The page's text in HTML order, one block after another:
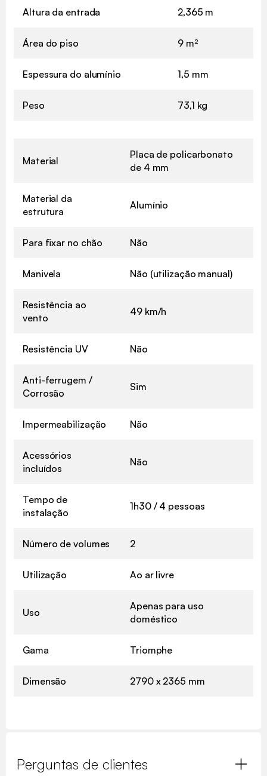
Altura da entrada 2,365 m
Área do piso 9 m²
Espessura do alumínio 1,5 mm
Peso 73,1 kg
Material
Placa de policarbonato
de 4 mm
Material da
estrutura
Alumínio
Para fixar no chão Não
Manivela Não (utilização manual)
Resistência ao
vento
49 km/h
Resistência UV Não
Anti-ferrugem /
Corrosão
Sim
Impermeabilização Não
Acessórios
incluídos
Não
Tempo de
instalação
1h30 / 4 pessoas
Número de volumes 2
Utilização Ao ar livre
Uso
Apenas para uso
doméstico
Gama Triomphe
Dimensão 2790 x 2365 mm
Perguntas de clientes